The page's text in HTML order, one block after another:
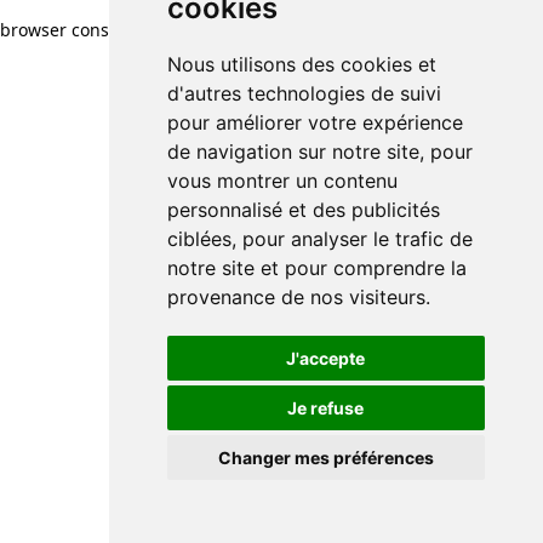
cookies
Nous utilisons des cookies et
d'autres technologies de suivi
pour améliorer votre expérience
de navigation sur notre site, pour
vous montrer un contenu
personnalisé et des publicités
ciblées, pour analyser le trafic de
notre site et pour comprendre la
provenance de nos visiteurs.
J'accepte
Je refuse
Changer mes préférences
browser console for more information)